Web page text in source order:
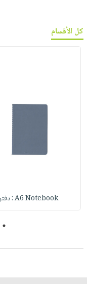
كل الأقسام
A6 Notebook : دفتر
1